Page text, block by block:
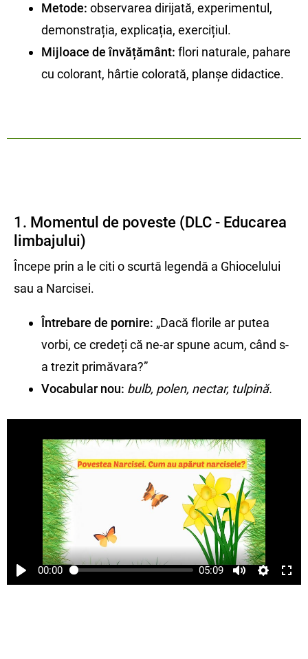
Metode: observarea dirijată, experimentul,
demonstrația, explicația, exercițiul.
Mijloace de învățământ: flori naturale, pahare
cu colorant, hârtie colorată, planșe didactice.
1. Momentul de poveste (DLC - Educarea
limbajului)
Începe prin a le citi o scurtă legendă a Ghiocelului
sau a Narcisei.
Întrebare de pornire: „Dacă florile ar putea
vorbi, ce credeți că ne-ar spune acum, când s-
a trezit primăvara?”
Vocabular nou: bulb, polen, nectar, tulpină.
00:00 05:09